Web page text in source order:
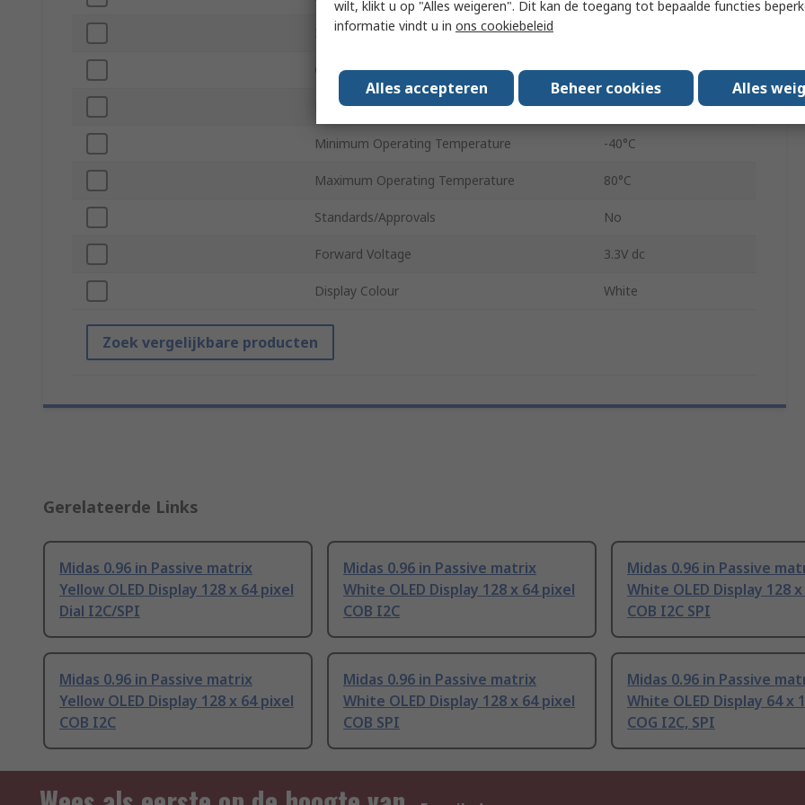
Interface Type
Contrast Ratio 10000:1
Driver Mounting Dial
Minimum Operating Temperature -40°C
Maximum Operating Temperature 80°C
Standards/Approvals No
Forward Voltage 3.3V dc
Display Colour White
Zoek vergelijkbare producten
Gerelateerde Links
Midas 0.96 in Passive matrix
Yellow OLED Display 128 x 64 pixel
Dial I2C/SPI
Midas 0.96 in Passive matrix
White OLED Display 128 x 64 pixel
COB I2C
Midas 0.96 in Passive
White OLED Display 128
COB I2C SPI
Midas 0.96 in Passive matrix
Yellow OLED Display 128 x 64 pixel
COB I2C
Midas 0.96 in Passive matrix
White OLED Display 128 x 64 pixel
COB SPI
Midas 0.96 in Passive
White OLED Display 64 x
COG I2C, SPI
wilt, klikt u op "Alles weigeren". Dit kan de toegang tot bepaalde functies
informatie vindt u in ons cookiebeleid
Alles accepteren Beheer cookies Alles